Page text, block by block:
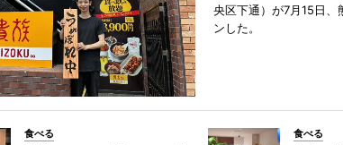
央区下通）が7月15日、
ンした。
食べる 食べる